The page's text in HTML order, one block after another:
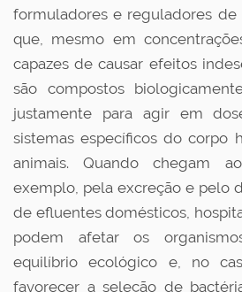
formuladores e reguladores de
que, mesmo em
capazes de causar efeitos
são compostos
justamente para agir em
sistemas específicos do corpo
animais. Quando chegam
exemplo, pela excreção e pelo
de efluentes domésticos,
podem afetar os
equilíbrio ecológico e, no
favorecer a seleção de